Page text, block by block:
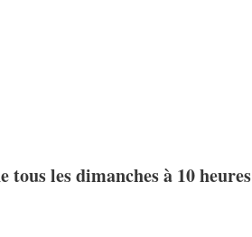
tous les dimanches à 10 heures